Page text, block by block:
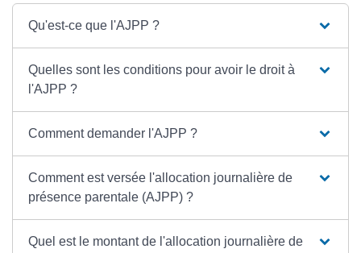
Qu'est-ce que l'AJPP ?
Quelles sont les conditions pour avoir le droit à
l'AJPP ?
Comment demander l'AJPP ?
Comment est versée l'allocation journalière de
présence parentale (AJPP) ?
Quel est le montant de l'allocation journalière de